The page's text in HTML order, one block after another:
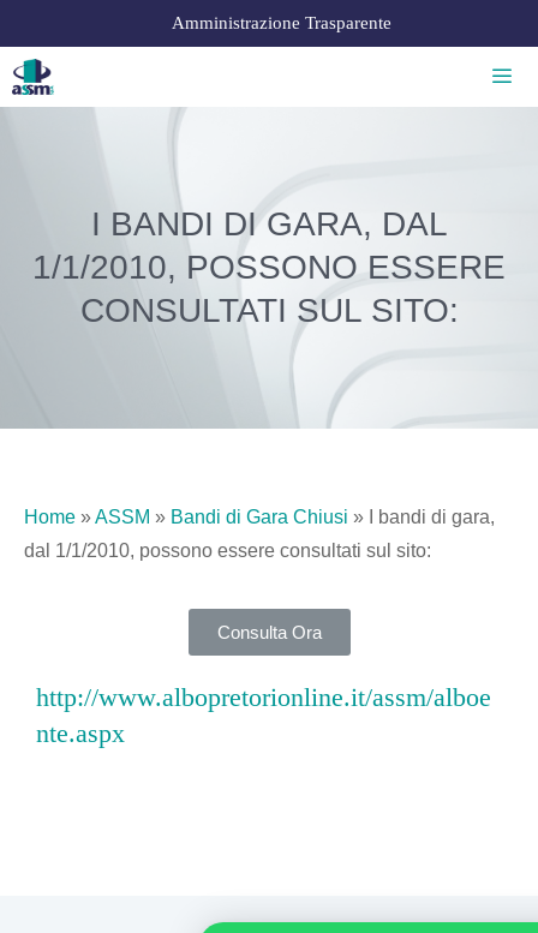
Amministrazione Trasparente
I BANDI DI GARA, DAL
1/1/2010, POSSONO ESSERE
CONSULTATI SUL SITO:
Home »ASSM » Bandi di Gara Chiusi »
I bandi di gara,
dal 1/1/2010, possono essere consultati sul sito:
Consulta Ora
http://www.albopretorionline.it/assm/alboe
nte.aspx